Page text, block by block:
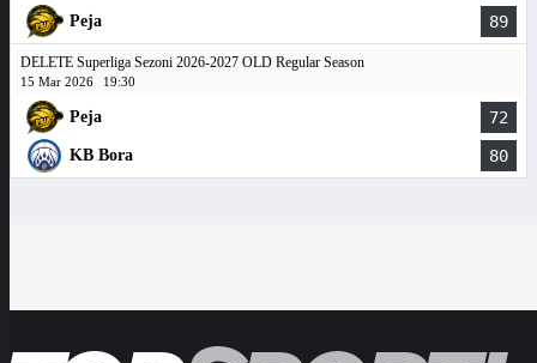
Peja 89
DELETE Superliga Sezoni 2026-2027 OLD Regular Season
15 Mar 2026 19:30
Peja 72
KB Bora 80